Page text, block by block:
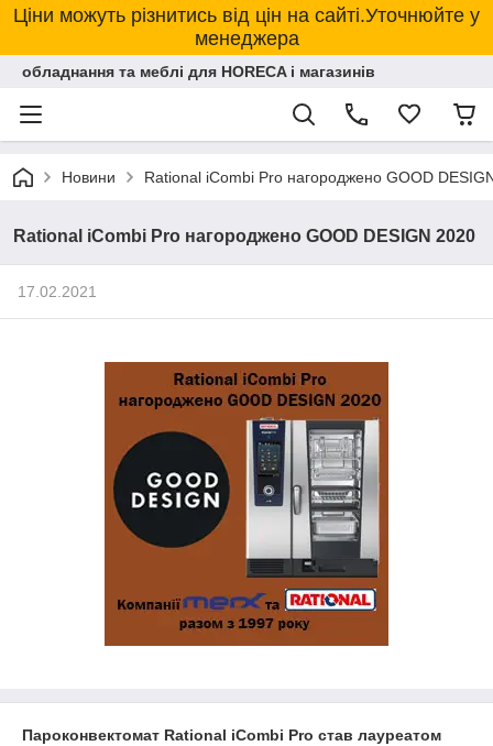
Ціни можуть різнитись від цін на сайті.Уточнюйте у
менеджера
обладнання та меблі для HORECA і магазинів
Новини Rational iCombi Pro нагороджено GOOD
Rational iCombi Pro нагороджено GOOD DESIGN 2020
17.02.2021
Пароконвектомат Rational iCombi Pro cтав лауреатом